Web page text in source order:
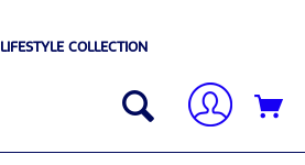
LIFESTYLE COLLECTION